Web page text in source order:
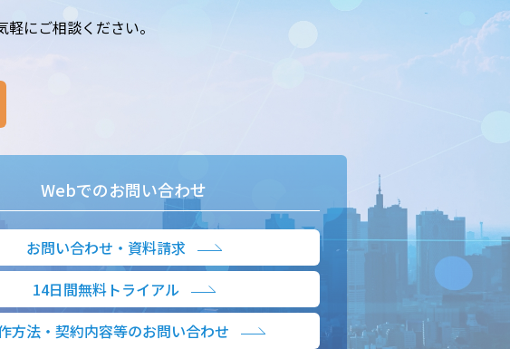
にご相談ください。
Webでのお問い合わせ
お問い合わせ・資料請求
14日間無料トライアル
方法・契約内容等のお問い合わせ